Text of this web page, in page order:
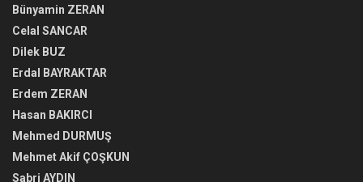
Bünyamin ZERAN
Celal SANCAR
Dilek BUZ
Erdal BAYRAKTAR
Erdem ZERAN
Hasan BAKIRCI
Mehmed DURMUŞ
Mehmet Akif ÇOŞKUN
Sabri AYDIN